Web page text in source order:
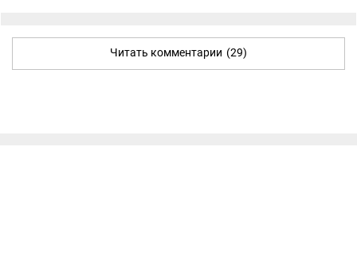
Читать комментарии (29)